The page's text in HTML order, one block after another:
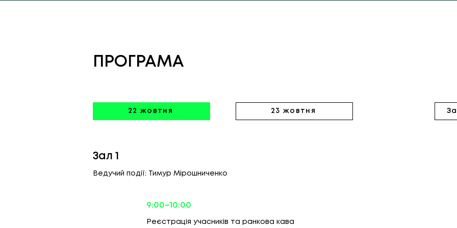
ПРОГРАМА
22 жовтня 23 жовтня
Зал 1
Ведучий події: Тимур Мірошниченко
9:00–10:00
Реєстрація учасників та ранкова кава